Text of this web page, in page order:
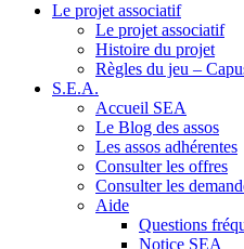
Le projet associatif
Le projet associatif
Histoire du projet
Règles du jeu –
S.E.A.
Accueil SEA
Le Blog des assos
Les assos adhérentes
Consulter les offres
Consulter les
Aide
Questions
Notice SEA